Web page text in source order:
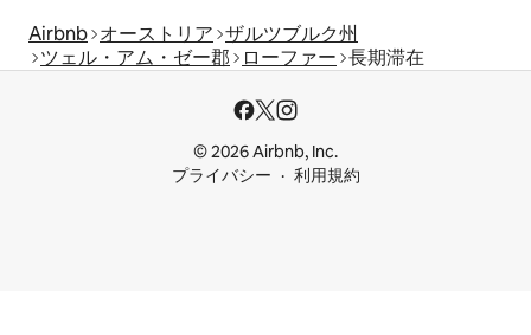
Airbnb オーストリア ザルツブルク州
ツェル・アム・ゼー郡
ローファー 長期滞在
© 2026 Airbnb, Inc.
プライバシー
利用規約